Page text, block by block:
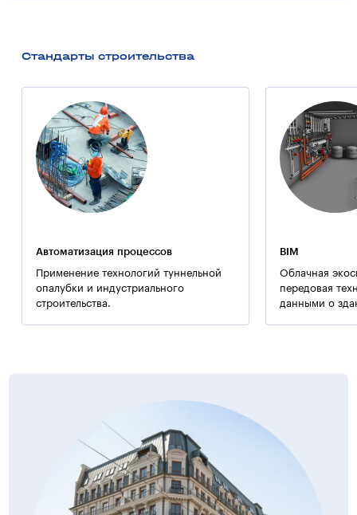
Стандарты строительства
Автоматизация процессов
Применение технологий туннельной
опалубки и индустриального
строительства.
BIM
Облачная
передовая
данными о